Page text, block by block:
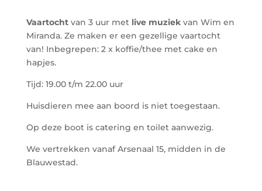
Vaartocht van 3 uur met live muziek van Wim en
Miranda. Ze maken er een gezellige vaartocht
van! Inbegrepen: 2 x koffie/thee met cake en
hapjes.
Tijd: 19.00 t/m 22.00 uur
Huisdieren mee aan boord is niet toegestaan.
Op deze boot is catering en toilet aanwezig.
We vertrekken vanaf Arsenaal 15, midden in de
Blauwestad.